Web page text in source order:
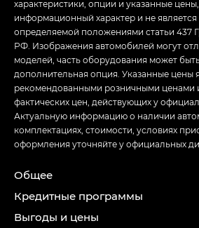
характеристики, опции и указанные
информационный характер и не
определяемой положениями статьи 437
РФ. Изображения автомобилей могут
моделей, часть оборудования может
дополнительная опция. Указанные цены
рекомендованными розничными ценами
фактических цен, действующих у
Актуальную информацию о наличии
комплектациях, стоимости, условиях
оформления уточняйте у официальных
Общее
Кредитные программы
Выгоды и цены